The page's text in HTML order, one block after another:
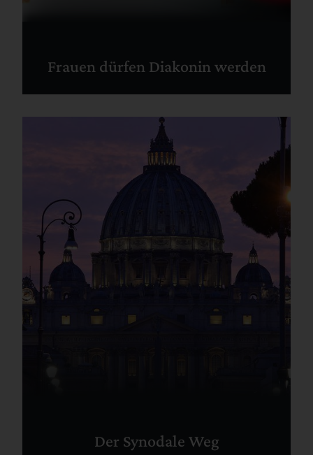
Frauen dürfen Diakonin werden
Der Synodale Weg